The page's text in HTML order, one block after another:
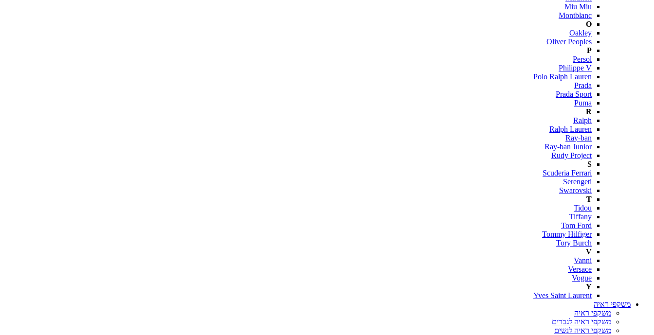
Miu Miu
Montblanc
O
Oakley
Oliver Peoples
P
Persol
Philippe V
Polo Ralph Lauren
Prada
Prada Sport
Puma
R
Ralph
Ralph Lauren
Ray-ban
Ray-ban Junior
Rudy Project
S
Scuderia Ferrari
Serengeti
Swarovski
T
Tidou
Tiffany
Tom Ford
Tommy Hilfiger
Tory Burch
V
Vanni
Versace
Vogue
Y
Yves Saint Laurent
משקפי ראיה
משקפי ראיה
משקפי ראיה לגברים
משקפי ראיה לנשים